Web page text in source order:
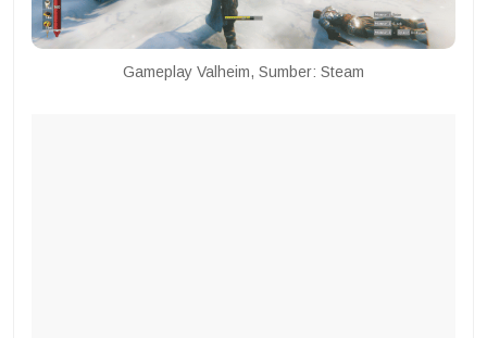
Gameplay Valheim, Sumber: Steam